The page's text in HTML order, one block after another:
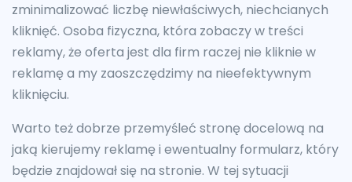
zminimalizować liczbę niewłaściwych, niechcianych
kliknięć. Osoba fizyczna, która zobaczy w treści
reklamy, że oferta jest dla firm raczej nie kliknie w
reklamę a my zaoszczędzimy na nieefektywnym
kliknięciu.
Warto też dobrze przemyśleć stronę docelową na
jaką kierujemy reklamę i ewentualny formularz, który
będzie znajdował się na stronie. W tej sytuacji